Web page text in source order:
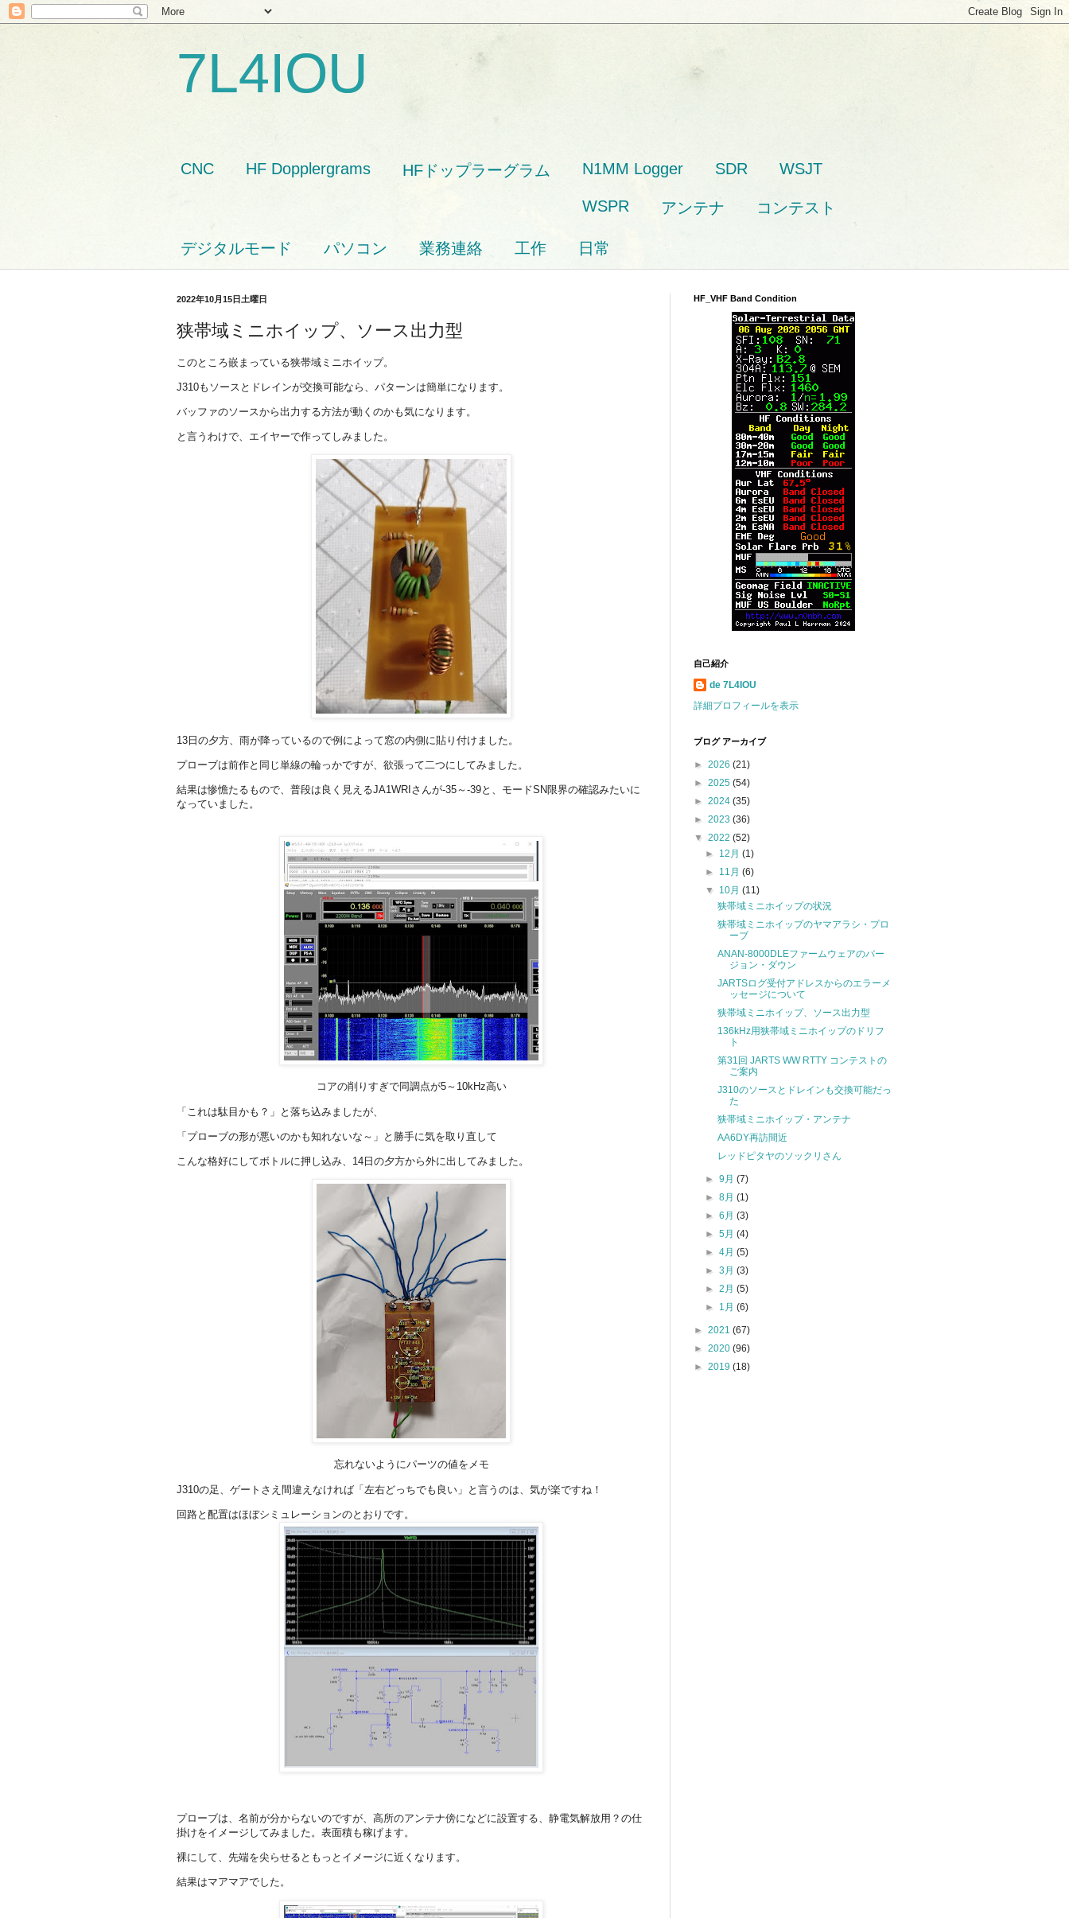
7L4IOU
CNC HF Dopplergrams HFドップラーグラム N1MM Logger SDR WSJT
WSPR アンテナ コンテスト
デジタルモード パソコン 業務連絡 工作 日常
2022年10月15日土曜日
狭帯域ミニホイップ、ソース出力型
このところ嵌まっている狭帯域ミニホイップ。
J310もソースとドレインが交換可能なら、パターンは簡単になります。
バッファのソースから出力する方法が動くのかも気になります。
と言うわけで、エイヤーで作ってしみました。
13日の夕方、雨が降っているので例によって窓の内側に貼り付けました。
プローブは前作と同じ単線の輪っかですが、欲張って二つにしてみました。
結果は惨憺たるもので、普段は良く見えるJA1WRIさんが-35～-39と、モードSN限界の確認みたいに
なっていました。
コアの削りすぎで同調点が5～10kHz高い
「これは駄目かも？」と落ち込みましたが、
「プローブの形が悪いのかも知れないな～」と勝手に気を取り直して
こんな格好にしてボトルに押し込み、14日の夕方から外に出してみました。
忘れないようにパーツの値をメモ
J310の足、ゲートさえ間違えなければ「左右どっちでも良い」と言うのは、気が楽ですね！
回路と配置はほぼシミュレーションのとおりです。
プローブは、名前が分からないのですが、高所のアンテナ傍になどに設置する、静電気解放用？の仕
掛けをイメージしてみました。表面積も稼げます。
裸にして、先端を尖らせるともっとイメージに近くなります。
結果はマアマアでした。
HF_VHF Band Condition
自己紹介
de 7L4IOU
詳細プロフィールを表示
ブログ アーカイブ
► 2026 (21)
► 2025 (54)
► 2024 (35)
► 2023 (36)
▼ 2022 (52)
► 12月(1)
► 11月(6)
▼ 10月(11)
狭帯域ミニホイップの状況
狭帯域ミニホイップのヤマアラシ・プロ
ーブ
ANAN-8000DLEファームウェアのバー
ジョン・ダウン
JARTSログ受付アドレスからのエラーメ
ッセージについて
狭帯域ミニホイップ、ソース出力型
136kHz用狭帯域ミニホイップのドリフ
ト
第31回 JARTS WW RTTY コンテストの
ご案内
J310のソースとドレインも交換可能だっ
た
狭帯域ミニホイップ・アンテナ
AA6DY再訪間近
レッドピタヤのソックリさん
►9月(7)
►8月(1)
►6月(3)
►5月(4)
►4月(5)
►3月(3)
►2月(5)
► 1月(6)
► 2021 (67)
► 2020 (96)
► 2019 (18)